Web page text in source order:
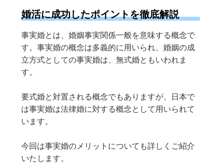
婚活に成功したポイントを徹底解説
事実婚とは、婚姻事実関係一般を意味する概念で
す。事実婚の概念は多義的に用いられ、婚姻の成
立方式としての事実婚は、無式婚ともいわれま
す。
要式婚と対置される概念でもありますが、日本で
は事実婚は法律婚に対する概念として用いられて
います。
今回は事実婚のメリットについても詳しくご紹介
いたします。